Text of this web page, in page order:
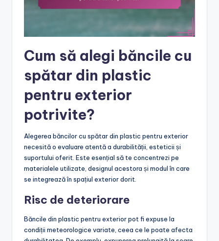
Cum să alegi băncile cu
spătar din plastic
pentru exterior
potrivite?
Alegerea băncilor cu spătar din plastic pentru exterior
necesită o evaluare atentă a durabilității, esteticii și
suportului oferit. Este esențial să te concentrezi pe
materialele utilizate, designul acestora și modul în care
se integrează în spațiul exterior dorit.
Risc de deteriorare
Băncile din plastic pentru exterior pot fi expuse la
condiții meteorologice variate, ceea ce le poate afecta